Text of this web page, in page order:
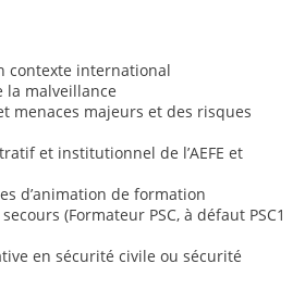
contexte international
la malveillance
menaces majeurs et des risques
et institutionnel de l’AEFE et
d’animation de formation
(Formateur PSC, à défaut PSC1
en sécurité civile ou sécurité